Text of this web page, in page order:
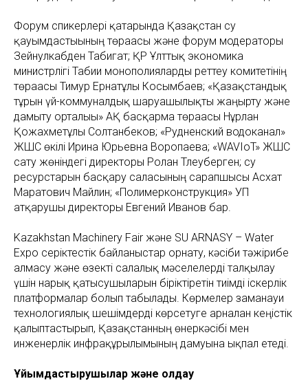
Форум спикерлері қатарында Қазақстан су
қауымдастығының төрағасы және форум модераторы
Зейнулкабден Табигат; ҚР Ұлттық экономика
министрлігі Табиғи монополияларды реттеу комитетінің
төрағасы Тимур Ернатұлы Косымбаев; «Қазақстандық
тұрғын үй-коммуналдық шаруашылықты жаңғырту және
дамыту орталығы» АҚ басқарма төрағасы Нұрлан
Қожахметұлы Солтанбеков; «Рудненский водоканал»
ЖШС өкілі Ирина Юрьевна Воропаева; «WAVIoT» ЖШС
сату жөніндегі директоры Ролан Тлеуберген; су
ресурстарын басқару саласының сарапшысы Асхат
Маратович Майлин; «Полимерконструкция» УП
атқарушы директоры Евгений Иванов бар.
Kazakhstan Machinery Fair және SU ARNASY – Water
Expo серіктестік байланыстар орнату, кәсіби тәжірибе
алмасу және өзекті салалық мәселелерді талқылау
үшін нарық қатысушыларын біріктіретін тиімді іскерлік
платформалар болып табылады. Көрмелер заманауи
технологиялық шешімдерді көрсетуге арналған кеңістік
қалыптастырып, Қазақстанның өнеркәсібі мен
инженерлік инфрақұрылымының дамуына ықпал етеді.
Ұйымдастырушылар және қолдау